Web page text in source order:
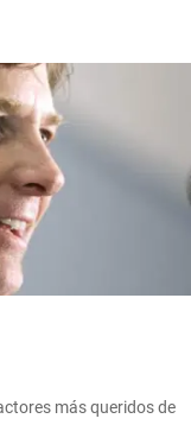
más queridos de